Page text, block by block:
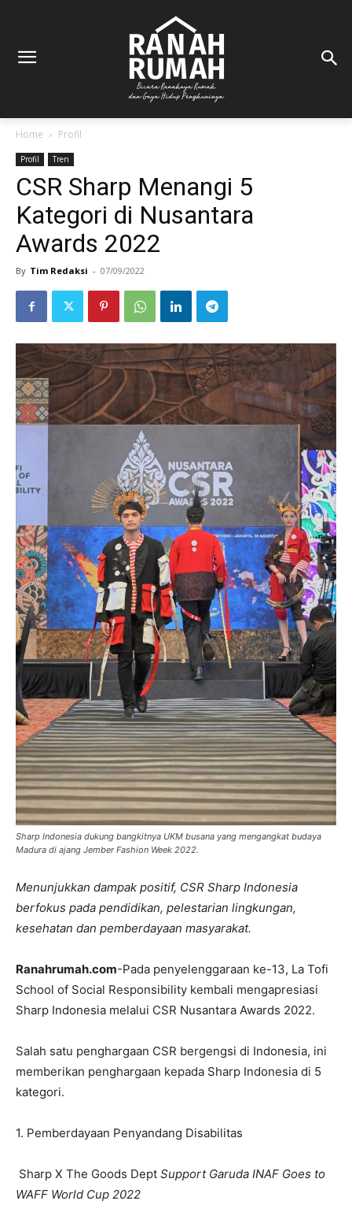
Home Profil
Profil Tren
CSR Sharp Menangi 5
Kategori di Nusantara
Awards 2022
By Tim Redaksi - 07/09/2022
Sharp Indonesia dukung bangkitnya UKM busana yang mengangkat budaya
Madura di ajang Jember Fashion Week 2022.
Menunjukkan dampak positif, CSR Sharp Indonesia
berfokus pada pendidikan, pelestarian lingkungan,
kesehatan dan pemberdayaan masyarakat.
Ranahrumah.com-Pada penyelenggaraan ke-13, La Tofi
School of Social Responsibility kembali mengapresiasi
Sharp Indonesia melalui CSR Nusantara Awards 2022.
Salah satu penghargaan CSR bergengsi di Indonesia, ini
memberikan penghargaan kepada Sharp Indonesia di 5
kategori.
1. Pemberdayaan Penyandang Disabilitas
Sharp X The Goods Dept Support Garuda INAF Goes to
WAFF World Cup 2022